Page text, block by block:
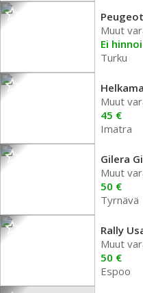
Muut
Ei
Turku
Muut
45 €
Imatra
Gilera
Muut
50 €
Tyrnävä
Rally
Muut
50 €
Espoo